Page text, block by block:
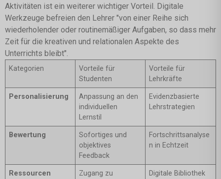
Aktivitäten ist ein weiterer wichtiger Vorteil. Digitale
Werkzeuge befreien den Lehrer "von einer Reihe sich
wiederholender oder routinemäßiger Aufgaben, so dass mehr
Zeit für die kreativen und relationalen Aspekte des
Unterrichts bleibt".
Kategorien
Vorteile für
Studenten
Vorteile für
Lehrkräfte
Personalisierung
Anpassung an den
individuellen
Lernstil
Evidenzbasierte
Lehrstrategien
Bewertung
Sofortiges und
objektives
Feedback
Fortschrittsanalyse
n in Echtzeit
Ressourcen
Zugang zu
Digitale Bibliothek